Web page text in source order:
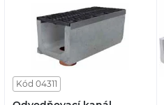
Kód 04311